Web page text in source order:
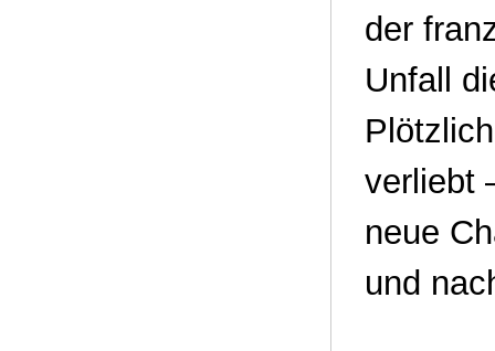
der
Unfall
verliebt
neue
und